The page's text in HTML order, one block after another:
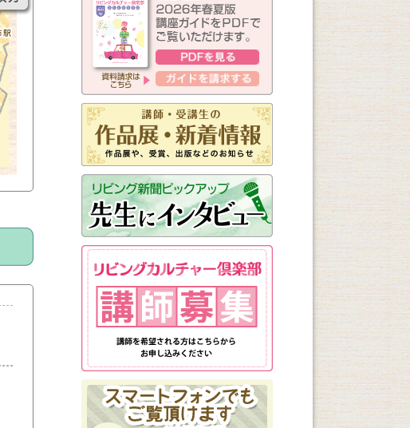
午後の部
夜の部
（※複数回答可）
新しく始まる講座
1日講座
体験講座
講座説明会